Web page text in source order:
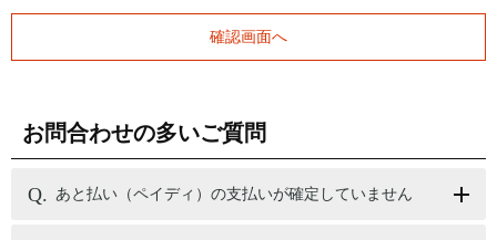
お問合わせの多いご質問
あと払い（ペイディ）の支払いが確定していません